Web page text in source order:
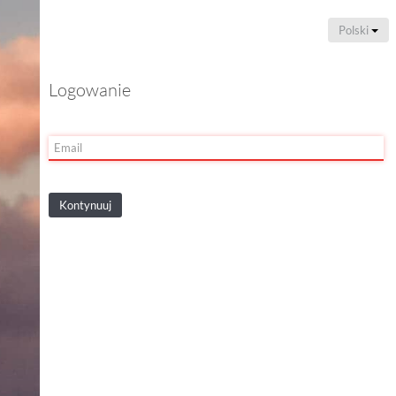
Polski
Logowanie
Kontynuuj